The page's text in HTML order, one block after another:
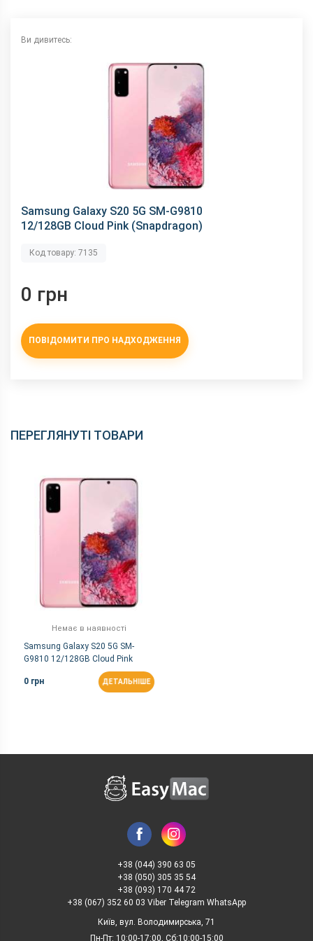
немає
Характеристики та комплектацію товару виробник може
Ви дивитесь:
Samsung Galaxy S20 5G SM-G9810
12/128GB Cloud Pink (Snapdragon)
Код товару: 7135
0 грн
ПОВІДОМИТИ ПРО НАДХОДЖЕННЯ
ПЕРЕГЛЯНУТІ ТОВАРИ
Немає в наявності
Samsung Galaxy S20 5G SM-
G9810 12/128GB Cloud Pink
0 грн
ДЕТАЛЬНІШЕ
+38 (044) 390 63 05
+38 (050) 305 35 54
+38 (093) 170 44 72
+38 (067) 352 60 03 Viber Telegram WhatsApp
Київ, вул. Володимирська, 71
Пн-Пт: 10:00-17:00, Сб:10:00-15:00